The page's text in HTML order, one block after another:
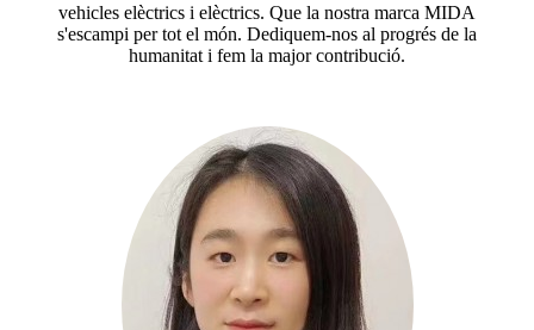
vehicles elèctrics i elèctrics. Que la nostra marca MIDA
s'escampi per tot el món. Dediquem-nos al progrés de la
humanitat i fem la major contribució.